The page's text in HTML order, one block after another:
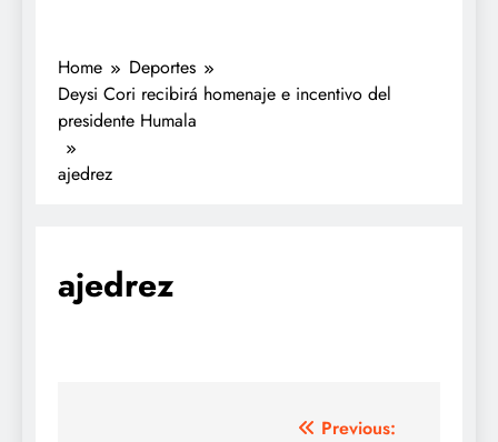
Home
Deportes
Deysi Cori recibirá homenaje e incentivo del
presidente Humala
ajedrez
ajedrez
Previous: